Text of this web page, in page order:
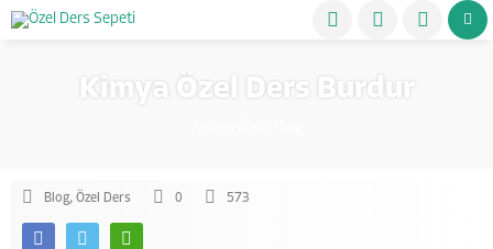
Kimya Özel Ders Burdur
Blog, Özel Ders 0 573